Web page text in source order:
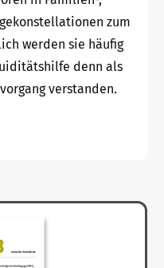
zum
werden sie häufig
denn als
verstanden.